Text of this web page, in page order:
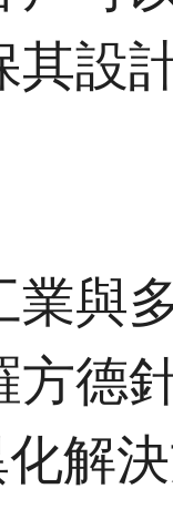
其設
與
方德
解